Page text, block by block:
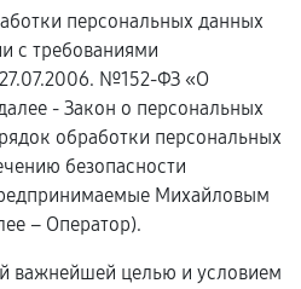
персональных данных
с требованиями
№152-ФЗ «О
- Закон о персональных
обработки персональных
безопасности
Михайловым
– Оператор).
важнейшей целью и условием